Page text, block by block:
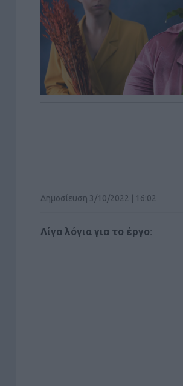
Δημοσίευση 3/10/2022 | 16:02
Λίγα λόγια για το έργο: